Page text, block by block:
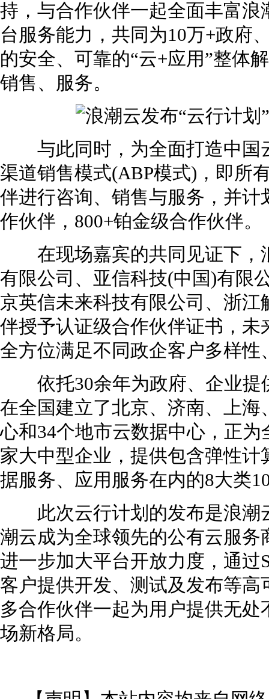
持，与合作伙伴一起全面丰富
台服务能力，共同为10万+政府
的安全、可靠的“云+应用”整体
销售、服务。
与此同时，为全面打造中国
渠道销售模式(ABP模式)，即所
伴进行咨询、销售与服务，并计
作伙伴，800+铂金级合作伙伴。
在现场嘉宾的共同见证下，
有限公司、亚信科技(中国)有限
京英信未来科技有限公司、浙
伴授予认证级合作伙伴证书，
全方位满足不同政企客户多样性
依托30余年为政府、企业提
在全国建立了北京、济南、上
心和34个地市云数据中心，正
家大中型企业，提供包含弹性
据服务、应用服务在内的8大类
此次云行计划的发布是浪潮
潮云成为全球领先的公有云服
进一步加大平台开放力度，通
客户提供开发、测试及发布等
多合作伙伴一起为用户提供无
场新格局。